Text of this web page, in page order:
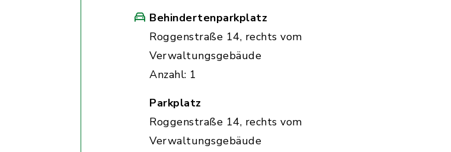
Behindertenparkplatz
Roggenstraße 14, rechts vom
Verwaltungsgebäude
Anzahl: 1
Parkplatz
Roggenstraße 14, rechts vom
Verwaltungsgebäude